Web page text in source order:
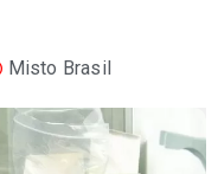
Misto Brasil